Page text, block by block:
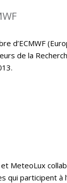
d’ECMWF
de la
MeteoLux
qui participent à